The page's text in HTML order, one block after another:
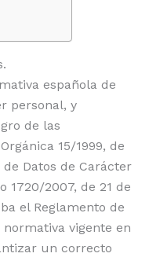
española de
personal, y
de las
15/1999, de
Datos de Carácter
1720/2007, de 21 de
el Reglamento de
vigente en
un correcto